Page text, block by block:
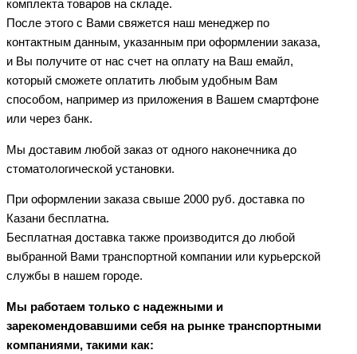
комплекта товаров на складе.
После этого с Вами свяжется наш менеджер по
контактным данным, указанным при оформлении заказа,
и Вы получите от нас счет на оплату на Ваш емайл,
который сможете оплатить любым удобным Вам
способом, например из приложения в Вашем смартфоне
или через банк.
Мы доставим любой заказ от одного наконечника до
стоматологической установки.
При оформлении заказа свыше 2000 руб. доставка по
Казани бесплатна.
Бесплатная доставка также производится до любой
выбранной Вами транспортной компании или курьерской
службы в нашем городе.
Мы работаем только с надежными и
зарекомендовавшими себя на рынке транспортными
компаниями, такими как: